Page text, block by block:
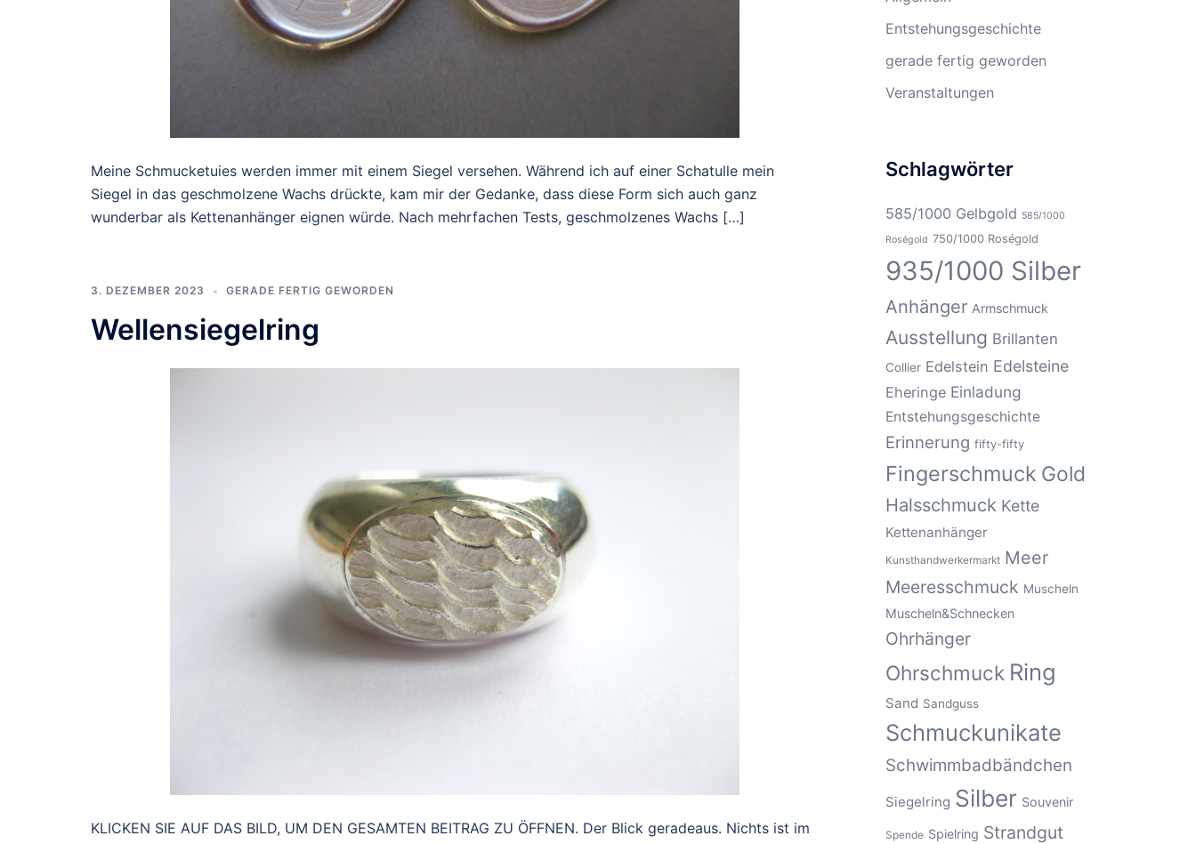
Meine Schmucketuies werden immer mit einem Siegel versehen. Während ich auf einer Schatulle mein
Siegel in das geschmolzene Wachs drückte, kam mir der Gedanke, dass diese Form sich auch ganz
wunderbar als Kettenanhänger eignen würde. Nach mehrfachen Tests, geschmolzenes Wachs […]
3. DEZEMBER 2023 GERADE FERTIG GEWORDEN
Wellensiegelring
KLICKEN SIE AUF DAS BILD, UM DEN GESAMTEN BEITRAG ZU ÖFFNEN. Der Blick geradeaus. Nichts ist im
Entstehungsgeschichte
gerade fertig geworden
Veranstaltungen
Schlagwörter
585/1000 Gelbgold 585/1000
Roségold 750/1000 Roségold
935/1000 Silber
Anhänger Armschmuck
Ausstellung Brillanten
Collier Edelstein Edelsteine
Eheringe Einladung
Entstehungsgeschichte
Erinnerung fifty-fifty
Fingerschmuck Gold
Halsschmuck Kette
Kettenanhänger
Kunsthandwerkermarkt Meer
Meeresschmuck Muscheln
Muscheln&Schnecken
Ohrhänger
Ohrschmuck Ring
Sand Sandguss
Schmuckunikate
Schwimmbadbändchen
Siegelring Silber Souvenir
Spende Spielring Strandgut